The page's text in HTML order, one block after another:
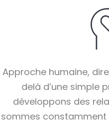
Approche humaine,
delà d’une simple
développons des
sommes constamment